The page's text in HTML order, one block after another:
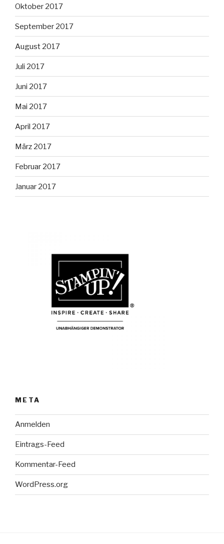
Oktober 2017
September 2017
August 2017
Juli 2017
Juni 2017
Mai 2017
April 2017
März 2017
Februar 2017
Januar 2017
META
Anmelden
Eintrags-Feed
Kommentar-Feed
WordPress.org